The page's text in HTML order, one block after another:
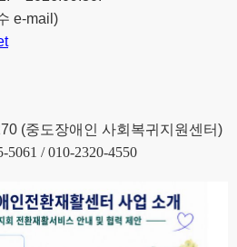
e-mail)
(중도장애인 사회복귀지원센터)
/ 010-2320-4550